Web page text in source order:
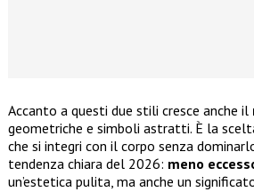
Accanto a questi due stili cresce anche il
geometriche e simboli astratti. È la
che si integri con il corpo senza
tendenza chiara del 2026: meno
un’estetica pulita, ma anche un